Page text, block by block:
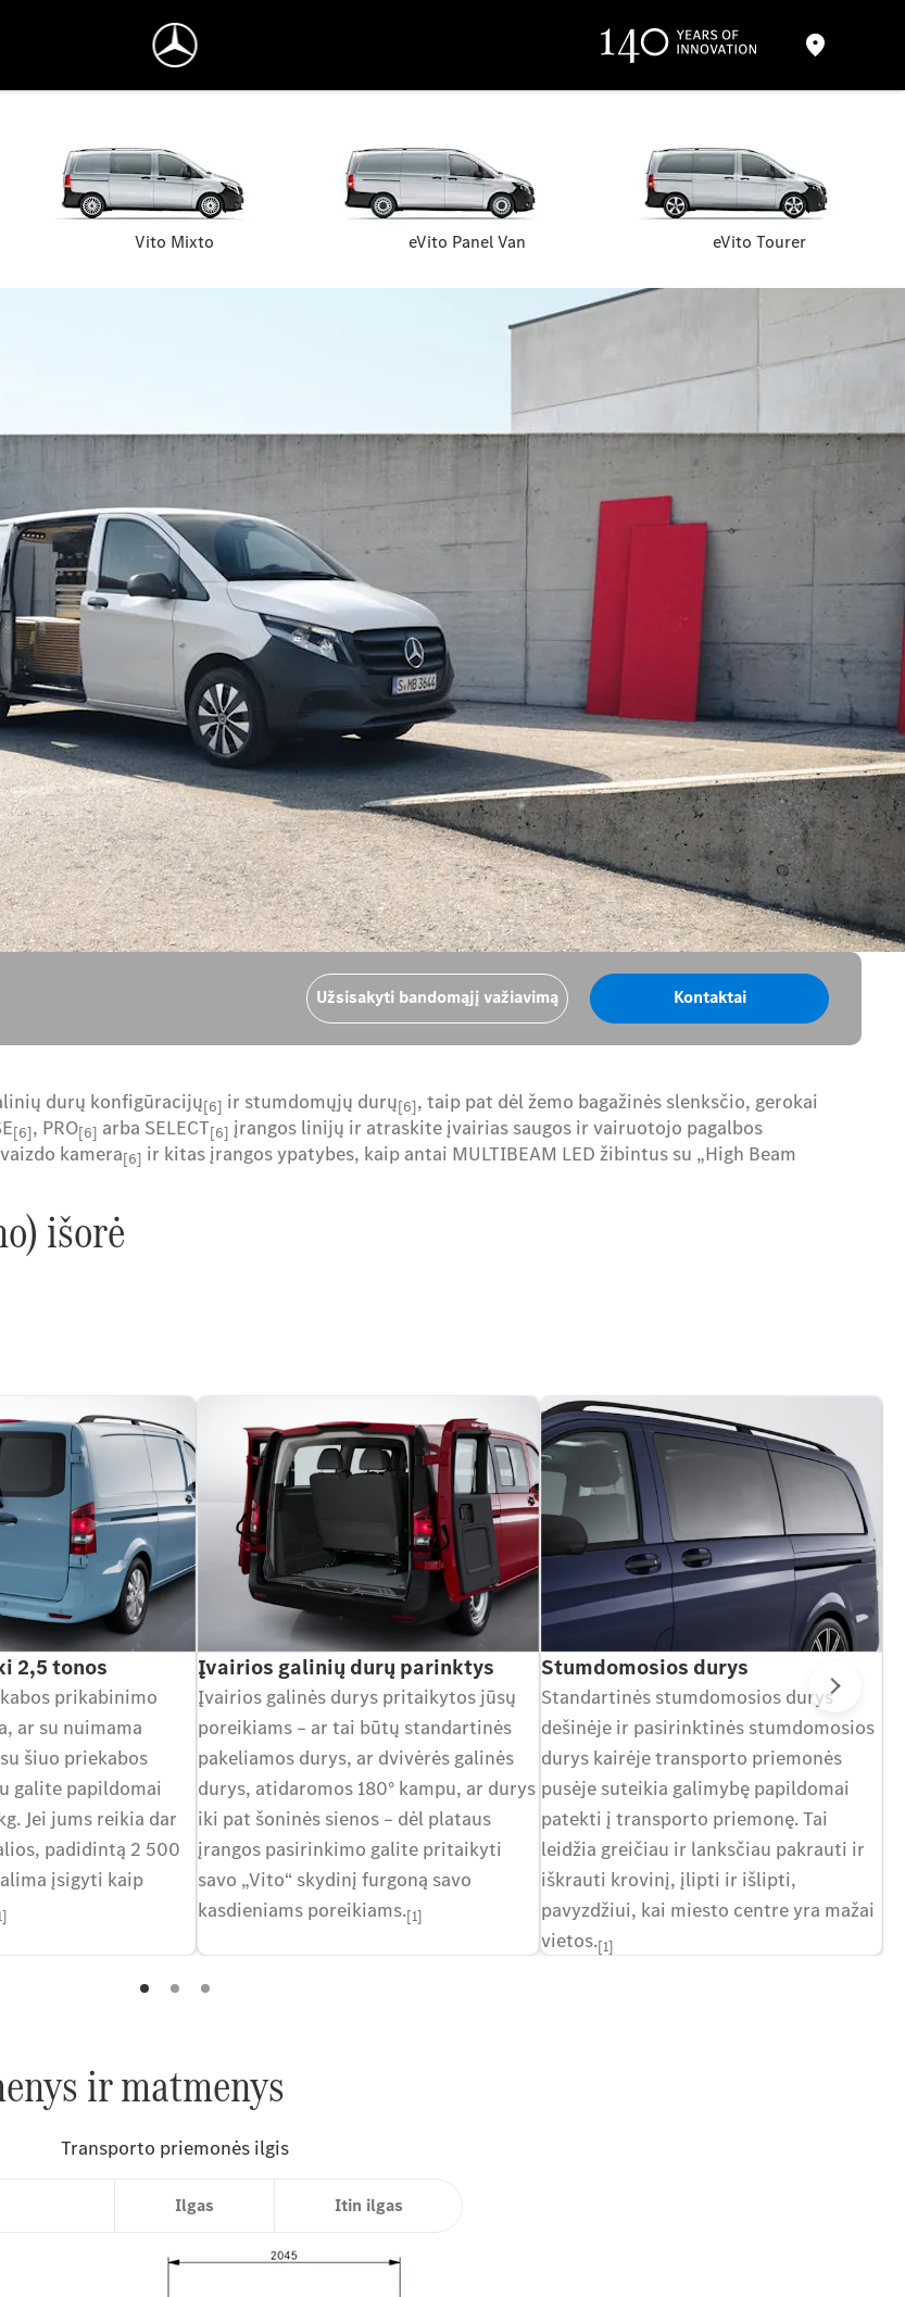
Vito Mixto eVito Panel Van eVito Tourer
Užsisakyti bandomąjį važiavimą Kontaktai
durų konfigūracijų[6] ir stumdomųjų durų[6], taip pat dėl žemo bagažinės slenksčio, gerokai
[6], PRO[6] arba SELECT[6] įrangos linijų ir atraskite įvairias saugos ir vairuotojo pagalbos
kamera[6] ir kitas įrangos ypatybes, kaip antai MULTIBEAM LED žibintus su „High Beam
išorė
2,5 tonos
prikabinimo
ar su nuimama
šiuo priekabos
galite papildomai
Jei jums reikia dar
padidintą 2 500
įsigyti kaip
Įvairios galinių durų parinktys
Įvairios galinės durys pritaikytos jūsų
poreikiams – ar tai būtų standartinės
pakeliamos durys, ar dvivėrės galinės
durys, atidaromos 180° kampu, ar durys
iki pat šoninės sienos – dėl plataus
įrangos pasirinkimo galite pritaikyti
savo „Vito“ skydinį furgoną savo
kasdieniams poreikiams.[1]
Stumdomosios durys
Standartinės stumdomosios durys
dešinėje ir pasirinktinės stumdomosios
durys kairėje transporto priemonės
pusėje suteikia galimybę papildomai
patekti į transporto priemonę. Tai
leidžia greičiau ir lanksčiau pakrauti ir
iškrauti krovinį, įlipti ir išlipti,
pavyzdžiui, kai miesto centre yra mažai
vietos.[1]
ir matmenys
Ilgas Itin ilgas